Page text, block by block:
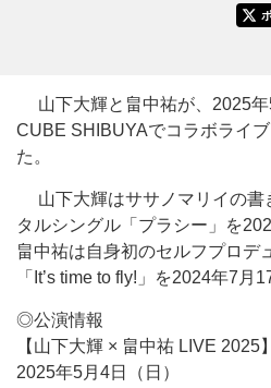
山下大輝と畠中祐が、2025年
CUBE SHIBUYAでコラボライ
た。
山下大輝はササノマリイの書
タルシングル「プラシー」を
畠中祐は自身初のセルフプロデ
「It’s time to fly!」を2024年7月
◎公演情報
【山下大輝 × 畠中祐 LIVE 2025】
2025年5月4日（日）